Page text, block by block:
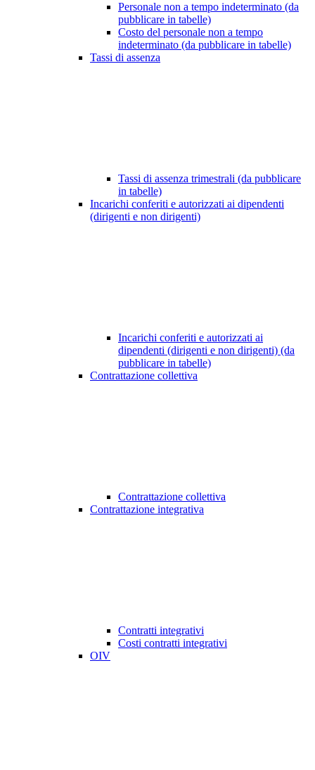
Personale non a tempo indeterminato (da
pubblicare in tabelle)
Costo del personale non a tempo
indeterminato (da pubblicare in tabelle)
Tassi di assenza
Tassi di assenza trimestrali (da pubblicare
in tabelle)
Incarichi conferiti e autorizzati ai dipendenti
(dirigenti e non dirigenti)
Incarichi conferiti e autorizzati ai
dipendenti (dirigenti e non dirigenti) (da
pubblicare in tabelle)
Contrattazione collettiva
Contrattazione collettiva
Contrattazione integrativa
Contratti integrativi
Costi contratti integrativi
OIV